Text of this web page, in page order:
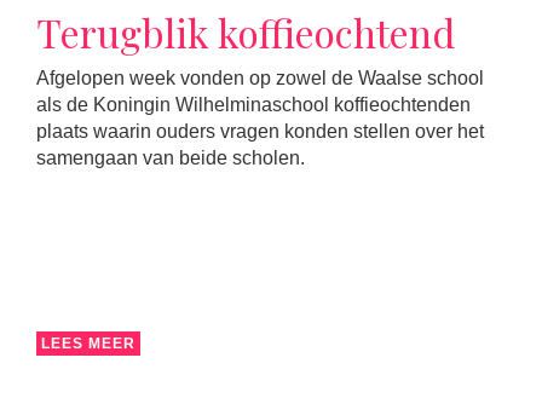
Terugblik koffieochtend
Afgelopen week vonden op zowel de Waalse school
als de Koningin Wilhelminaschool koffieochtenden
plaats waarin ouders vragen konden stellen over het
samengaan van beide scholen.
LEES MEER